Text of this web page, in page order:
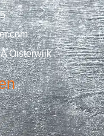
Oisterwijk